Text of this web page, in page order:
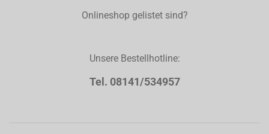
Onlineshop gelistet sind?
Unsere Bestellhotline:
Tel. 08141/534957